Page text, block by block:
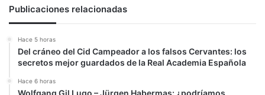
Publicaciones relacionadas
Hace 5 horas
Del cráneo del Cid Campeador a los falsos Cervantes: los
secretos mejor guardados de la Real Academia Española
Hace 6 horas